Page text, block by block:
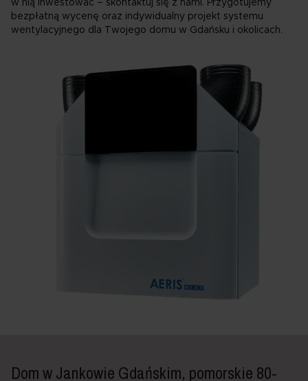
w nią inwestować – skontaktuj się z nami. Przygotujemy
bezpłatną wycenę oraz indywidualny projekt systemu
wentylacyjnego dla Twojego domu w Gdańsku i okolicach.
Dom w Jankowie Gdańskim, pomorskie 80-